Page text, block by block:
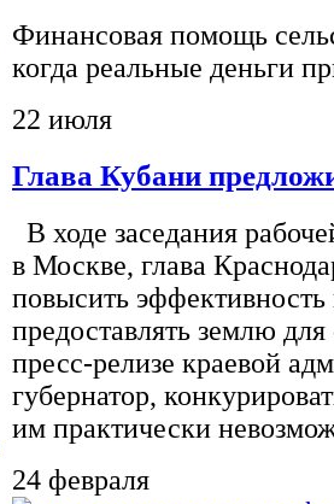
Финансовая помощь
когда реальные деньги
22 июля
Глава Кубани
В ходе заседания
в Москве, глава
повысить эффективность
предоставлять землю
пресс-релизе краевой
губернатор,
им практически
24 февраля